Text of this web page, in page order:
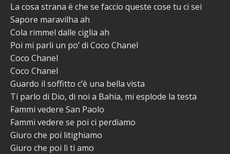
La cosa strana è che se faccio queste cose tu ci sei
Sapore maravilha ah
Cola rimmel dalle ciglia ah
Poi mi parli un po’ di Coco Chanel
Coco Chanel
Coco Chanel
Guardo il soffitto c’è una bella vista
Ti parlo di Dio, di noi a Bahia, mi esplode la testa
Fammi vedere San Paolo
Fammi vedere se poi ci perdiamo
Giuro che poi litighiamo
Giuro che poi lì ti amo